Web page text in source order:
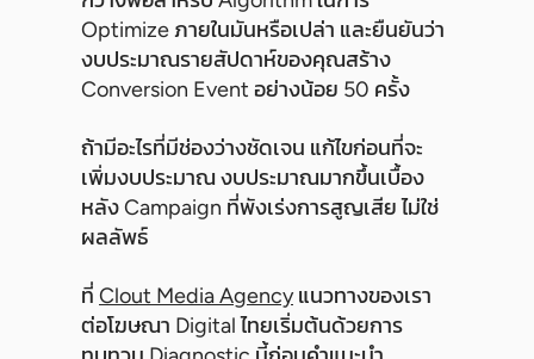
Optimize ภายในมันหรือเปล่า และยืนยันว่า
งบประมาณรายสัปดาห์ของคุณสร้าง
Conversion Event อย่างน้อย 50 ครั้ง
ถ้ามีอะไรที่มีช่องว่างชัดเจน แก้ไขก่อนที่จะ
เพิ่มงบประมาณ งบประมาณมากขึ้นเบื้อง
หลัง Campaign ที่พังเร่งการสูญเสีย ไม่ใช่
ผลลัพธ์
ที่ Clout Media Agencyแนวทางของเรา
ต่อโฆษณา Digital ไทยเริ่มต้นด้วยการ